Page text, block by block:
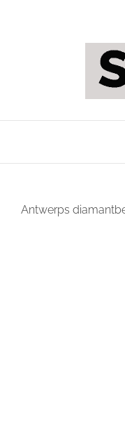
Antwerps